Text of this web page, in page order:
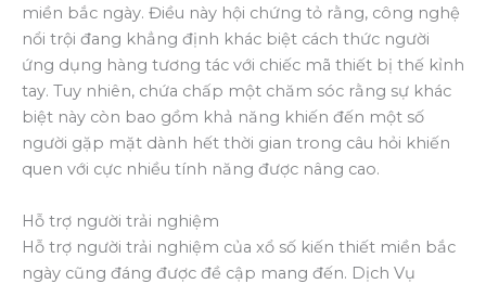
miền bắc ngày. Điều này hội chứng tỏ rằng, công nghệ
nổi trội đang khẳng định khác biệt cách thức người
ứng dụng hàng tương tác với chiếc mã thiết bị thế kỉnh
tay. Tuy nhiên, chứa chấp một chăm sóc rằng sự khác
biệt này còn bao gồm khả năng khiến đến một số
người gặp mặt dành hết thời gian trong câu hỏi khiến
quen với cực nhiều tính năng được nâng cao.
Hỗ trợ người trải nghiệm
Hỗ trợ người trải nghiệm của xổ số kiến thiết miền bắc
ngày cũng đáng được đề cập mang đến. Dịch Vụ